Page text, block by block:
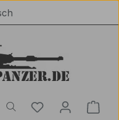
Du hast 0